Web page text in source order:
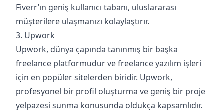
Fiverr’ın geniş kullanıcı tabanı, uluslararası
müşterilere ulaşmanızı kolaylaştırır.
3. Upwork
Upwork, dünya çapında tanınmış bir başka
freelance platformudur ve freelance yazılım işleri
için en popüler sitelerden biridir. Upwork,
profesyonel bir profil oluşturma ve geniş bir proje
yelpazesi sunma konusunda oldukça kapsamlıdır.